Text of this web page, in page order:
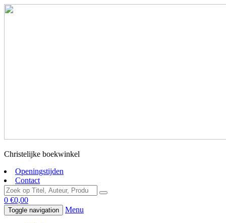
Christelijke boekwinkel
Openingstijden
Contact
0 €0,00
Toggle navigation Menu